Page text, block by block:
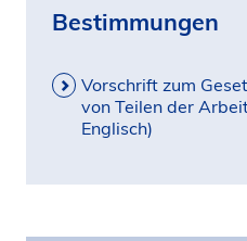
Bestimmungen
Vorschrift zum
von Teilen der
Englisch)